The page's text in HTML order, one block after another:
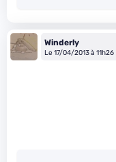
Winderly
Le 17/04/2013 à 11h26